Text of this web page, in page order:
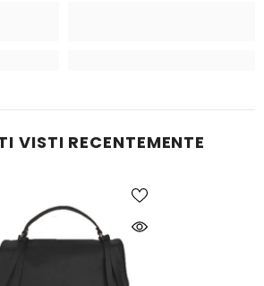
VISTI RECENTEMENTE